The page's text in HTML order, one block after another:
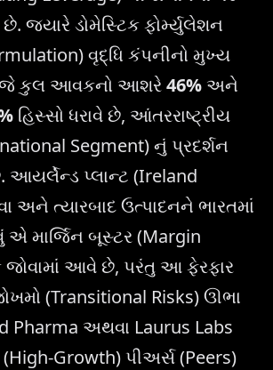
જ્યારે ડોમેસ્ટિક ફોર્મ્યુલેશન
વૃદ્ધિ કંપનીનો મુખ્ય
જે કુલ આવકનો આશરે46% અને
હિસ્સો ધરાવે છે, આંતરરાષ્ટ્રીય
Segment) નું પ્રદર્શન
પ્લાન્ટ (Ireland
અને ત્યારબાદ ઉત્પાદનને ભારતમાં
એ માર્જિન બૂસ્ટર (Margin
જોવામાં આવે છે, પરંતુ આ ફેરફાર
(Transitional Risks) ઊભા
Pharma અથવા Laurus Labs
Growth) પીઅર્સ (Peers)